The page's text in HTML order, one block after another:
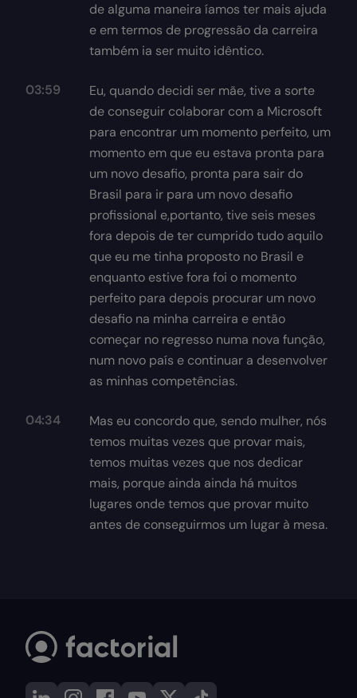
de alguma maneira íamos ter mais ajuda
e em termos de progressão da carreira
também ia ser muito idêntico.
03:59
Eu, quando decidi ser mãe, tive a sorte
de conseguir colaborar com a Microsoft
para encontrar um momento perfeito, um
momento em que eu estava pronta para
um novo desafio, pronta para sair do
Brasil para ir para um novo desafio
profissional e,portanto, tive seis meses
fora depois de ter cumprido tudo aquilo
que eu me tinha proposto no Brasil e
enquanto estive fora foi o momento
perfeito para depois procurar um novo
desafio na minha carreira e então
começar no regresso numa nova função,
num novo país e continuar a desenvolver
as minhas competências.
04:34
Mas eu concordo que, sendo mulher, nós
temos muitas vezes que provar mais,
temos muitas vezes que nos dedicar
mais, porque ainda ainda há muitos
lugares onde temos que provar muito
antes de conseguirmos um lugar à mesa.